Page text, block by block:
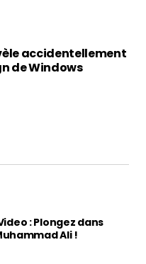
accidentellement
de Windows
: Plongez dans
Ali !